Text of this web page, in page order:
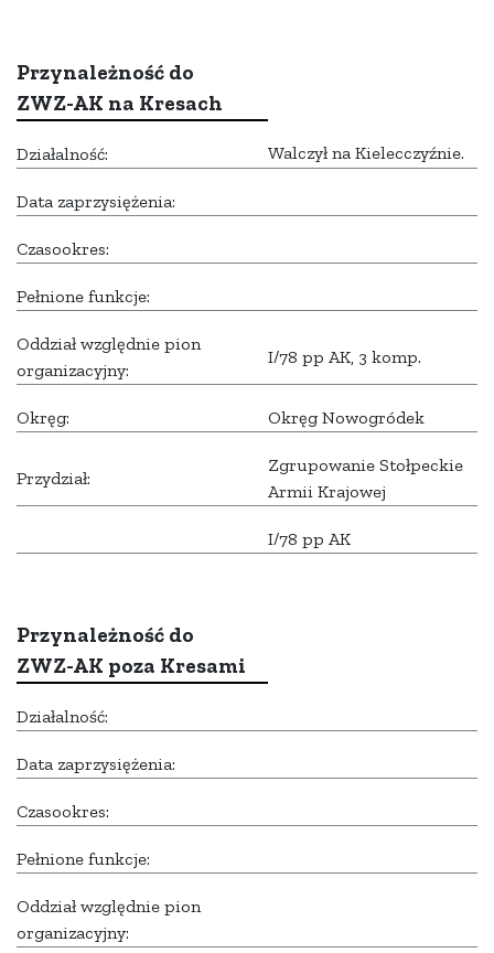
Przynależność do
ZWZ-AK na Kresach
Działalność: Walczył na Kielecczyźnie.
Data zaprzysiężenia:
Czasookres:
Pełnione funkcje:
Oddział względnie pion
organizacyjny:
I/78 pp AK, 3 komp.
Okręg: Okręg Nowogródek
Przydział:
Zgrupowanie Stołpeckie
Armii Krajowej
I/78 pp AK
Przynależność do
ZWZ-AK poza Kresami
Działalność:
Data zaprzysiężenia:
Czasookres:
Pełnione funkcje:
Oddział względnie pion
organizacyjny: